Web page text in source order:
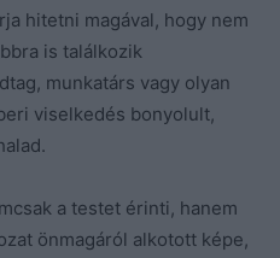
hitetni magával, hogy nem
is találkozik
munkatárs vagy olyan
viselkedés bonyolult,
a testet érinti, hanem
önmagáról alkotott képe,